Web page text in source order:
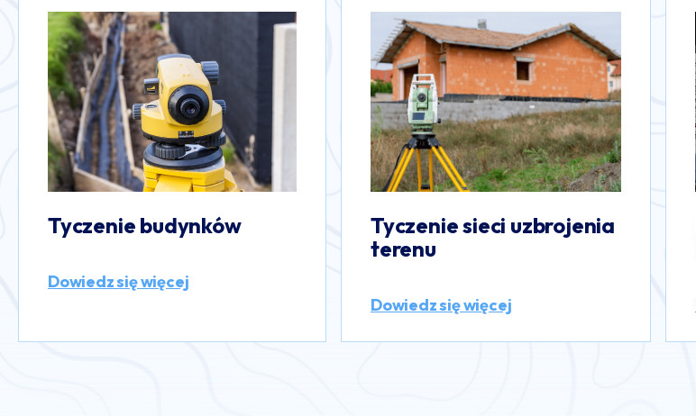
Tyczenie sieci uzbrojenia
Inwentaryzacja
powykonawcza
Dowiedz się więcej